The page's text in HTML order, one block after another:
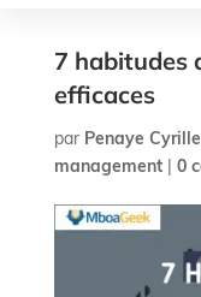
7 habitudes
efficaces
par Penaye Cyrille
management| 0